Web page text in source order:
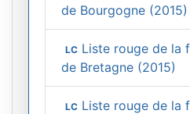
de Bourgogne (2015)
LC Liste rouge de la
de Bretagne (2015)
LC Liste rouge de la